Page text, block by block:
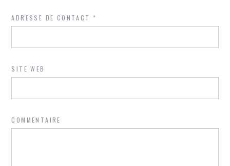
ADRESSE DE CONTACT*
SITE WEB
COMMENTAIRE